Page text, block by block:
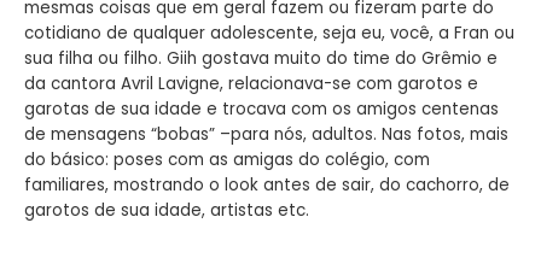
mesmas coisas que em geral fazem ou fizeram parte do
cotidiano de qualquer adolescente, seja eu, você, a Fran ou
sua filha ou filho. Giih gostava muito do time do Grêmio e
da cantora Avril Lavigne, relacionava-se com garotos e
garotas de sua idade e trocava com os amigos centenas
de mensagens “bobas” –para nós, adultos. Nas fotos, mais
do básico: poses com as amigas do colégio, com
familiares, mostrando o look antes de sair, do cachorro, de
garotos de sua idade, artistas etc.